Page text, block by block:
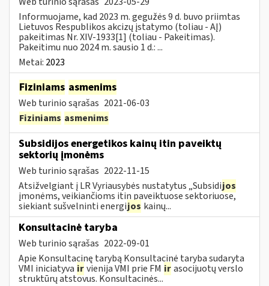
Informuojame, kad 2023 m. gegužės 9 d. buvo priimtas
Lietuvos Respublikos akcizų įstatymo (toliau - AĮ)
pakeitimas Nr. XIV-1933[1] (toliau - Pakeitimas).
Pakeitimu nuo 2024 m. sausio 1 d.: ...
Metai: 2023
Fiziniams asmenims
Web turinio sąrašas 2021-06-03
Fiziniams asmenims
Subsidijos energetikos kainų itin paveiktų
sektorių įmonėms
Web turinio sąrašas 2022-11-15
Atsižvelgiant į LR Vyriausybės nustatytus „Subsidijos
įmonėms, veikiančioms itin paveiktuose sektoriuose,
siekiant sušvelninti energijos kainų...
Konsultacinė taryba
Web turinio sąrašas 2022-09-01
Apie Konsultacinę tarybą Konsultacinė taryba sudaryta
VMI iniciatyva irvienija VMI prie FM irasocijuotų verslo
struktūrų atstovus. Konsultacinės...